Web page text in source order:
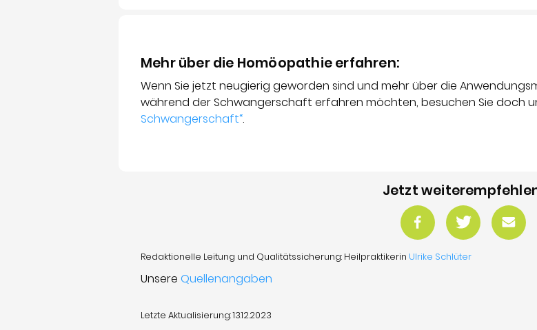
Mehr über die Homöopathie erfahren:
Wenn Sie jetzt neugierig geworden sind und mehr über die
während der Schwangerschaft erfahren möchten, besuchen Sie doch
Schwangerschaft“.
Jetzt
Redaktionelle Leitung und Qualitätssicherung: Heilpraktikerin Ulrike Schlüter
Unsere Quellenangaben
Letzte Aktualisierung: 13.12.2023